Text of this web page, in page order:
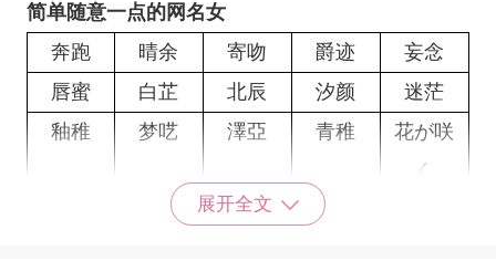
简单随意一点的网名女
奔跑
晴余 寄吻 爵迹
妄念
唇蜜
白芷 北辰 汐颜
迷茫
釉稚
梦呓 澤亞 青稚
花が咲
く
雲華 又菱 夏末
展开全文